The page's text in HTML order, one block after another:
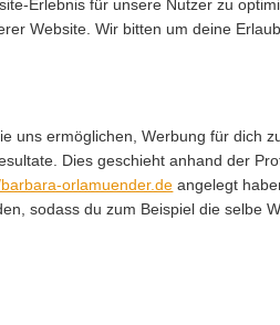
Erlebnis für unsere Nutzer zu
Website. Wir bitten um deine
uns ermöglichen, Werbung für dich
Dies geschieht anhand der
orlamuender.de angelegt
sodass du zum Beispiel die selbe